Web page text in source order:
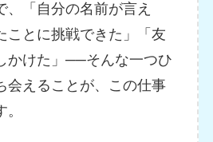
、「自分の名前が言え
ことに挑戦できた」「友
かけた」──そんな一つひ
会えることが、この仕事